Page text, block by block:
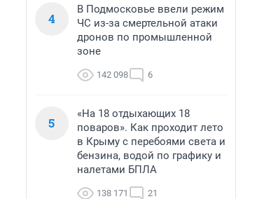
4
В Подмосковье ввели режим
ЧС из-за смертельной атаки
дронов по промышленной
зоне
142 098 6
5
«На 18 отдыхающих 18
поваров». Как проходит лето
в Крыму с перебоями света и
бензина, водой по графику и
налетами БПЛА
138 171 21